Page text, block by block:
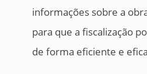
informações sobre a
para que a fiscalização
de forma eficiente e